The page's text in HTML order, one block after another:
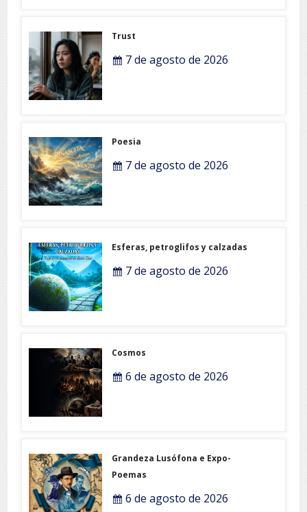
Trust
7 de agosto de 2026
Poesia
7 de agosto de 2026
Esferas, petroglifos y calzadas
7 de agosto de 2026
Cosmos
6 de agosto de 2026
Grandeza Lusófona e Expo-
Poemas
6 de agosto de 2026